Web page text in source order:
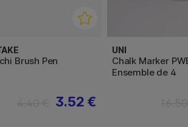
Brush Pen
3.52 €
UNI
Chalk Marker
Ensemble de 4